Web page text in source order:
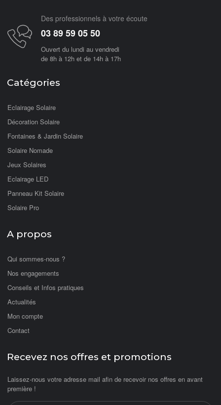
Des professionnels à votre écoute
03 89 59 05 50
Ouvert du lundi au vendredi
de 8h à 12h et de 14h à 17h
Catégories
Eclairage Solaire
Décoration Solaire
Fontaines & Jardin Solaire
Solaire Nomade
Jeux Solaires
Eclairage LED
Panneau Kit Solaire
Solaire Pro
A propos
Qui sommes-nous ?
Nos engagements
Conseils et Infos pratiques
Actualités
Mon compte
Contact
Recevez nos offres et promotions
Laissez-nous votre adresse mail afin de recevoir nos offres en avant
première !